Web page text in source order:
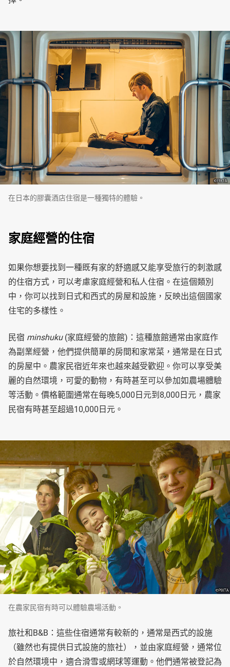
在日本的膠囊酒店住宿是一種獨特的體驗。
家庭經營的住宿
如果你想要找到一種既有家的舒適感又能享受旅行的刺激感
的住宿方式，可以考慮家庭經營和私人住宿。在這個類別
中，你可以找到日式和西式的房屋和設施，反映出這個國家
住宅的多樣性。
民宿 minshuku(家庭經營的旅館)：這種旅館通常由家庭作
為副業經營，他們提供簡單的房間和家常菜，通常是在日式
的房屋中。農家民宿近年來也越來越受歡迎。你可以享受美
麗的自然環境，可愛的動物，有時甚至可以參加如農場體驗
等活動。價格範圍通常在每晚5,000日元到8,000日元，農家
民宿有時甚至超過10,000日元。
在農家民宿有時可以體驗農場活動。
旅社和B&B：這些住宿通常有較新的，通常是西式的設施
（雖然也有提供日式設施的旅社），並由家庭經營，通常位
於自然環境中，適合滑雪或網球等運動。他們通常被登記為